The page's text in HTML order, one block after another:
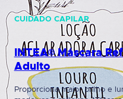
CUIDADO CAPILAR
INTEA® Máscara
Adulto
Proporciona maior brilho e